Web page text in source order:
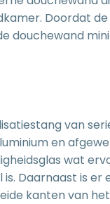
Doordat de
douchewand
van
en
wat
Daarnaast is er
kanten van